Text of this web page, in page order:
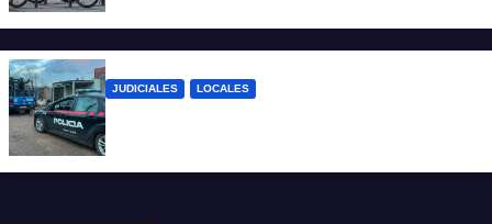
JUDICIALES LOCALES